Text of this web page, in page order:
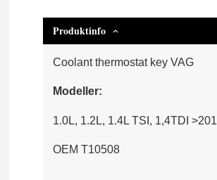
Produktinfo
Coolant thermostat key VAG
Modeller:
1.0L, 1.2L, 1.4L TSI, 1,4TDI
OEM T10508